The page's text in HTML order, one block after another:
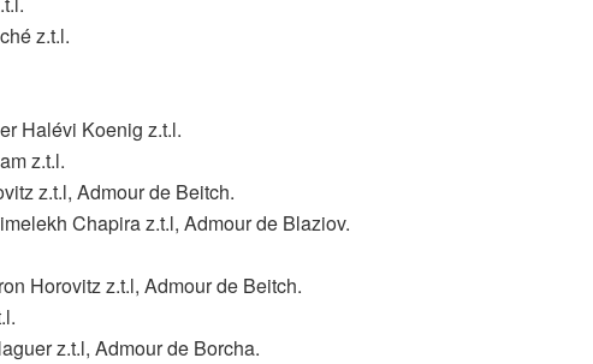
z.t.l.
Halévi Koenig z.t.l.
z.t.l.
z.t.l, Admour de Beitch.
Chapira z.t.l, Admour de Blaziov.
Horovitz z.t.l, Admour de Beitch.
z.t.l, Admour de Borcha.